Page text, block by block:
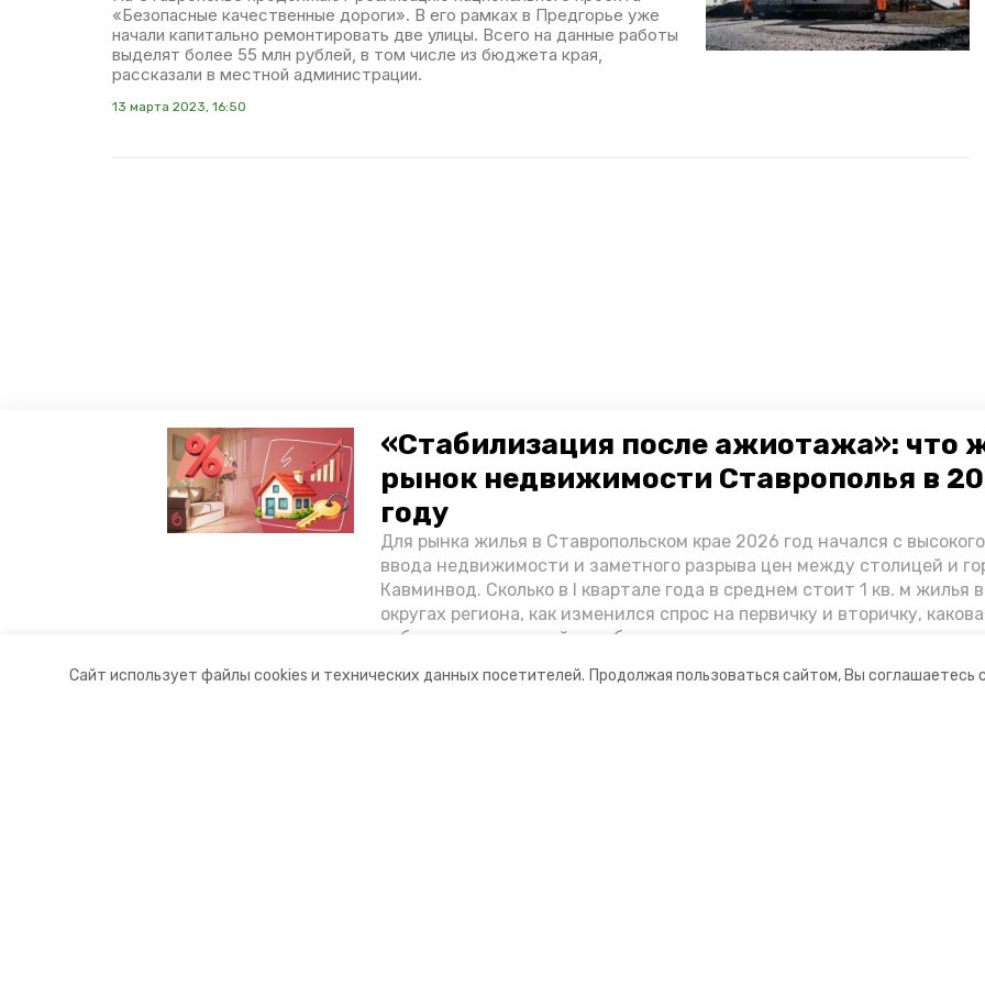
Сайт использует файлы cookies и технических данных посетителей. Продолжая пользоваться сайтом, Вы соглашаетесь с
«Стабилизация после ажиотажа»: что
рынок недвижимости Ставрополья в
году
Для рынка жилья в Ставропольском крае 2026 год начался с
ввода недвижимости и заметного разрыва цен между столицей и
Кавминвод. Сколько в I квартале года в среднем стоит 1 кв. м жилья
округах региона, как изменился спрос на первичку и вторичку, какова
себестоимость стройки собственного жилья в этом году и какие
«Победы26».
«Безопасные качественные дороги». В его рамках в Предгорье уже
начали капитально ремонтировать две улицы. Всего на данные работы
выделят более 55 млн рублей, в том числе из бюджета края,
рассказали в местной администрации.
13 марта 2023, 16:50